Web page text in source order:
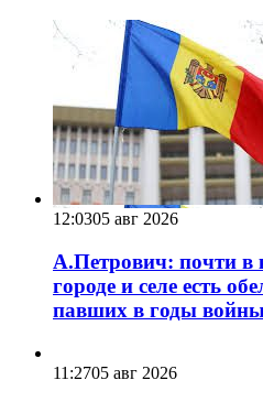
12:0305 авг 2026
А.Петрович: почти
городе и селе есть
павших в годы
11:2705 авг 2026